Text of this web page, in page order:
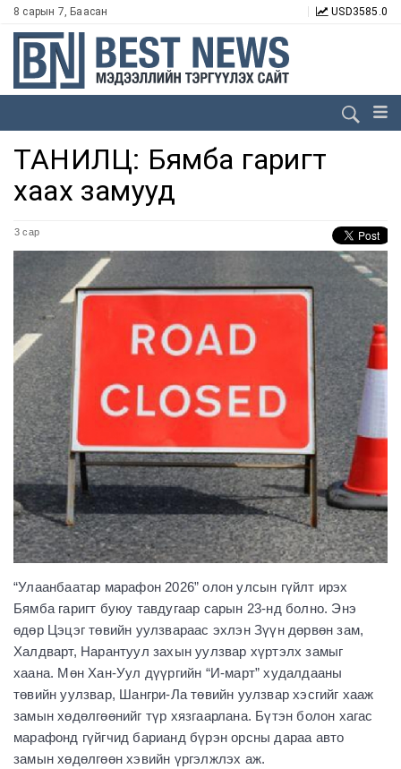
8 сарын 7, Баасан USD3585.0
ТАНИЛЦ: Бямба гаригт
хаах замууд
3 сар
“Улаанбаатар марафон 2026” олон улсын гүйлт ирэх
Бямба гаригт буюу тавдугаар сарын 23-нд болно. Энэ
өдөр Цэцэг төвийн уулзвараас эхлэн Зүүн дөрвөн зам,
Халдварт, Нарантуул захын уулзвар хүртэлх замыг
хаана. Мөн Хан-Уул дүүргийн “И-март” худалдааны
төвийн уулзвар, Шангри-Ла төвийн уулзвар хэсгийг хааж
замын хөдөлгөөнийг түр хязгаарлана. Бүтэн болон хагас
марафонд гүйгчид барианд бүрэн орсны дараа авто
замын хөдөлгөөн хэвийн үргэлжлэх аж.